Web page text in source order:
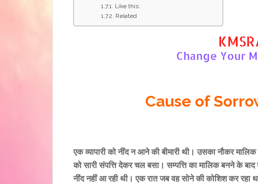
Like this:
Related
Cause of
एक व्यापारी को नींद न आने की बीमारी थी। उसका नौकर
को सारी संपत्ति देकर चल बसा। सम्पत्ति का मालिक बनने के
नींद नहीं आ रही थी। एक रात जब वह सोने की कोशिश कर